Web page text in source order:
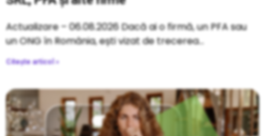
Actualizare – 06.08.2026 Dacă ai o firmă, un PFA sau
un ONG în România, ești vizat de trecerea
Citește articol »